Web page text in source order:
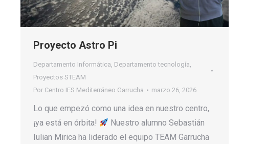
Proyecto Astro Pi
Departamento Informática, Departamento tecnología,
Proyectos STEAM
Por Centro IES Mediterráneo Garrucha marzo 26, 2026
Lo que empezó como una idea en nuestro centro,
¡ya está en órbita!
Nuestro alumno Sebastián
Iulian Mirica ha liderado el equipo TEAM Garrucha